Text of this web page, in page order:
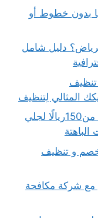
بدون خطوط أو
دليل شامل
المثالي لِتنظيف
شركة جلي بلاط بالرياض بأسعار تبدأ من150ريالًا لجلي
منازل بالرياض بـ45% خصم و تنظيف
نهائيًا +35%خصم مع شركة مكافحة